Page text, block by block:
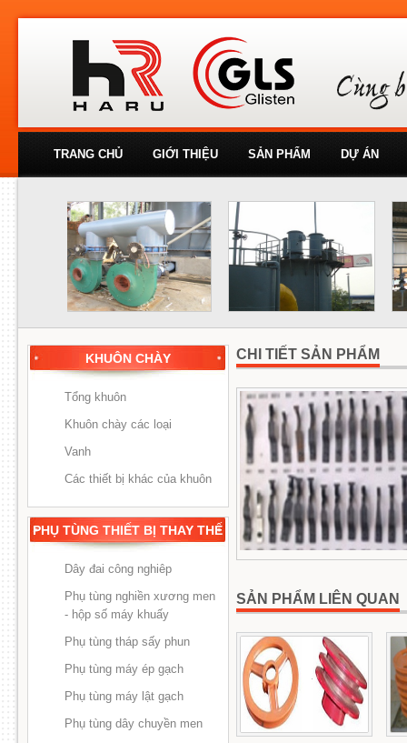
TRANG CHỦ GIỚI THIỆU SẢN PHẨM DỰ ÁN
KHUÔN CHÀY
Tổng khuôn
Khuôn chày các loại
Vanh
Các thiết bị khác của khuôn
PHỤ TÙNG THIẾT BỊ THAY THẾ
Dây đai công nghiêp
Phụ tùng nghiền xương men
- hộp số máy khuấy
Phụ tùng tháp sấy phun
Phụ tùng máy ép gạch
Phụ tùng máy lật gạch
Phụ tùng dây chuyền men
CHI TIẾT SẢN PHẨM
SẢN PHẨM LIÊN QUAN